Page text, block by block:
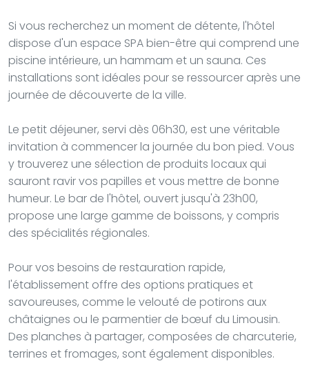
Si vous recherchez un moment de détente, l'hôtel
dispose d'un espace SPA bien-être qui comprend une
piscine intérieure, un hammam et un sauna. Ces
installations sont idéales pour se ressourcer après une
journée de découverte de la ville.
Le petit déjeuner, servi dès 06h30, est une véritable
invitation à commencer la journée du bon pied. Vous
y trouverez une sélection de produits locaux qui
sauront ravir vos papilles et vous mettre de bonne
humeur. Le bar de l'hôtel, ouvert jusqu'à 23h00,
propose une large gamme de boissons, y compris
des spécialités régionales.
Pour vos besoins de restauration rapide,
l'établissement offre des options pratiques et
savoureuses, comme le velouté de potirons aux
châtaignes ou le parmentier de bœuf du Limousin.
Des planches à partager, composées de charcuterie,
terrines et fromages, sont également disponibles.